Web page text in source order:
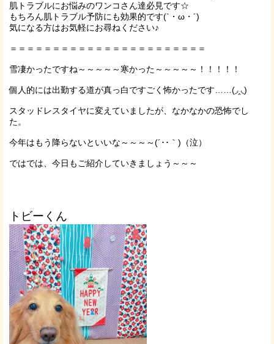
肌トラブルにお悩みのワンコさん達必見です☆
もちろん肌トラブル予防にも効果的です(`・ω・´)
気になる方はお気軽にお尋ねください♪
＝＝＝＝＝＝＝＝＝＝＝＝＝＝＝＝＝＝＝＝＝＝＝
雪凄かったですね～～～～～寒かった～～～～～！！！！！
個人的には出勤する道が真っ白ですごく怖かったです……(◞‸◟)
スタッドレスタイヤに変えていましたが、なかなかの恐怖でし
た。
今年はもう降らないといいな～～～～(´･･｀)（泣）
ではでは、今日もご紹介していきましょう～～～
トビーくん